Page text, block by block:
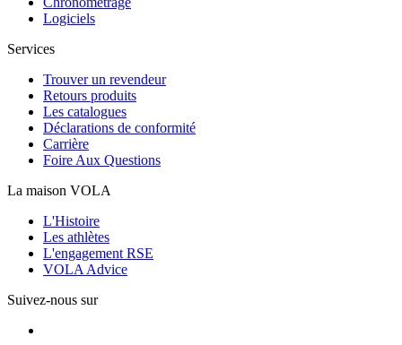
Logiciels
Services
Trouver un revendeur
Retours produits
Les catalogues
Déclarations de conformité
Carrière
Foire Aux Questions
La maison VOLA
L'Histoire
Les athlètes
L'engagement RSE
VOLA Advice
Suivez-nous sur